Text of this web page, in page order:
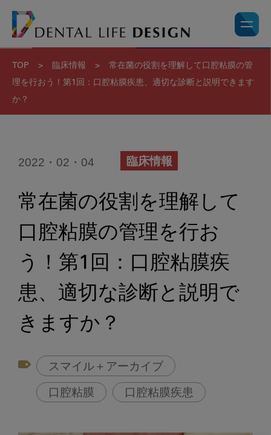
TOP > 臨床情報 >
常在菌の役割を理解して口腔粘膜の管
理を行おう！第1回：口腔粘膜疾患、適切な診断と説明できます
か？
2022・02・04 臨床情報
常在菌の役割を理解して
口腔粘膜の管理を行お
う！第1回：口腔粘膜疾
患、適切な診断と説明で
きますか？
スマイル＋アーカイブ
口腔粘膜 口腔粘膜疾患